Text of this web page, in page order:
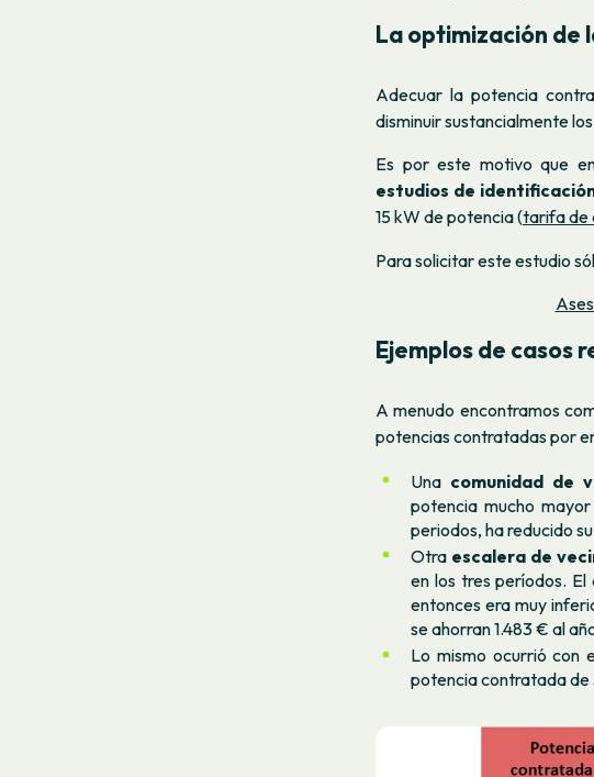
La optimización de
Adecuar la potencia
disminuir sustancialmente
Es por este motivo que
estudios de
15 kW de potencia (tarifa de
Para solicitar este estudio
Ejemplos de casos
A menudo encontramos
potencias contratadas por
Una comunidad de
potencia mucho
periodos, ha reducido
Otra escalera de
en los tres períodos.
entonces era muy
se ahorran 1.483 € al
Lo mismo ocurrió con
potencia contratada de